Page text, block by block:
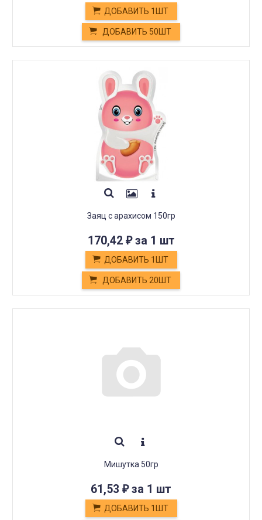
ДОБАВИТЬ 1ШТ
ДОБАВИТЬ 50ШТ
Заяц с арахисом 150гр
170,42 ₽за 1 шт
ДОБАВИТЬ 1ШТ
ДОБАВИТЬ 20ШТ
Мишутка 50гр
61,53 ₽за 1 шт
ДОБАВИТЬ 1ШТ